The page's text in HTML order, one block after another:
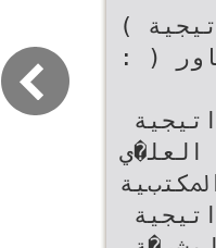
)
ا�حﺎور ( ‪:‬‬
اﻟﻌﻠ�ي